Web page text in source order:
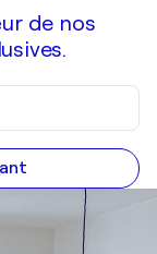
de nos